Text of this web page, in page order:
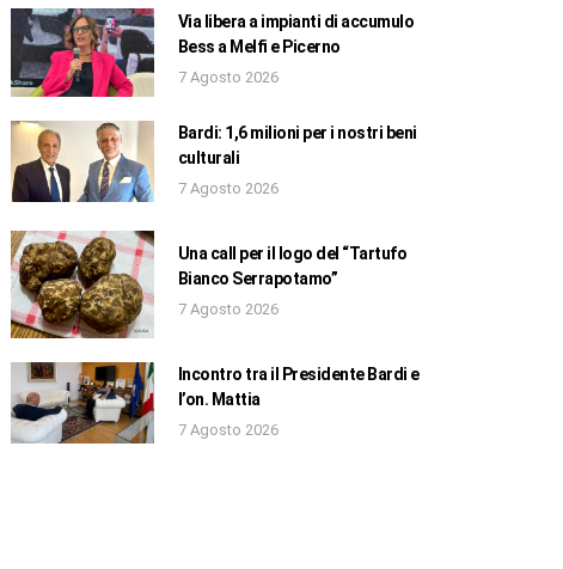
Via libera a impianti di accumulo
Bess a Melfi e Picerno
7 Agosto 2026
Bardi: 1,6 milioni per i nostri beni
culturali
7 Agosto 2026
Una call per il logo del “Tartufo
Bianco Serrapotamo”
7 Agosto 2026
Incontro tra il Presidente Bardi e
l’on. Mattia
7 Agosto 2026